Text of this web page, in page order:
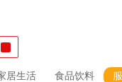
居生活 食品饮料